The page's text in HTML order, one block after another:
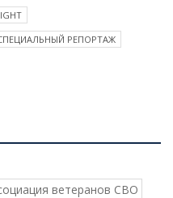
РЕПОРТАЖ
ветеранов СВО